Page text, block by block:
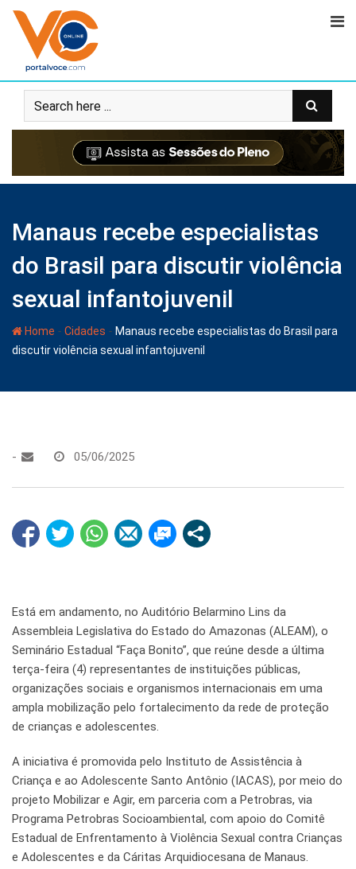
Manaus recebe especialistas
do Brasil para discutir violência
sexual infantojuvenil
Home - Cidades - Manaus recebe especialistas do Brasil para
discutir violência sexual infantojuvenil
- 05/06/2025
Está em andamento, no Auditório Belarmino Lins da
Assembleia Legislativa do Estado do Amazonas (ALEAM), o
Seminário Estadual “Faça Bonito”, que reúne desde a última
terça-feira (4) representantes de instituições públicas,
organizações sociais e organismos internacionais em uma
ampla mobilização pelo fortalecimento da rede de proteção
de crianças e adolescentes.
A iniciativa é promovida pelo Instituto de Assistência à
Criança e ao Adolescente Santo Antônio (IACAS), por meio do
projeto Mobilizar e Agir, em parceria com a Petrobras, via
Programa Petrobras Socioambiental, com apoio do Comitê
Estadual de Enfrentamento à Violência Sexual contra Crianças
e Adolescentes e da Cáritas Arquidiocesana de Manaus.